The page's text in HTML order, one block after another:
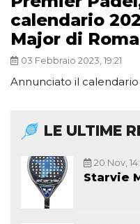
calendario
Major di
03 Febbraio 2023, 19:21
Annunciato il
LE ULTIME
20 Nov,
Starvie